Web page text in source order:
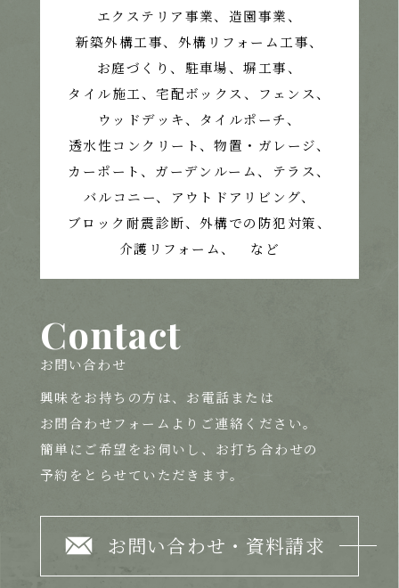
エクステリア事業、造園事業、
新築外構工事、外構リフォーム工事、
お庭づくり、 駐車場、塀工事、
タイル施工、宅配ボックス、フェンス、
ウッドデッキ、タイルポーチ、
透水性コンクリート、物置・ガレージ、
カーポート、ガーデンルーム、テラス、
バルコニー、アウトドアリビング、
ブロック耐震診断、外構での防犯対策、
介護リフォーム、 など
Contact
お問い合わせ
興味をお持ちの方は、 お電話または
お問合わせフォームよりご連絡ください。
簡単にご希望をお伺いし、お打ち合わせの
予約をとらせていただきます。
お問い合わせ・資料請求